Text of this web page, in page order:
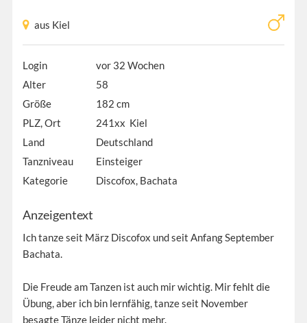
aus Kiel
Login
vor 32 Wochen
Alter
58
Größe
182 cm
PLZ, Ort
241xx Kiel
Land
Deutschland
Tanzniveau
Einsteiger
Kategorie
Discofox, Bachata
Anzeigentext
Ich tanze seit März Discofox und seit Anfang September
Bachata.
Die Freude am Tanzen ist auch mir wichtig. Mir fehlt die
Übung, aber ich bin lernfähig, tanze seit November
besagte Tänze leider nicht mehr.